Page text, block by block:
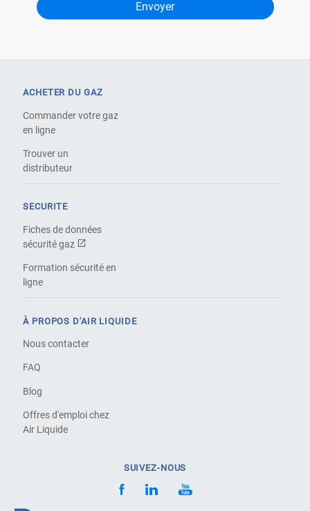
ACHETER DU GAZ
Commander votre gaz
en ligne
Trouver un
distributeur
SECURITE
Fiches de données
sécurité gaz
Formation sécurité en
ligne
À PROPOS D'AIR LIQUIDE
Nous contacter
FAQ
Blog
Offres d'emploi chez
Air Liquide
SUIVEZ-NOUS